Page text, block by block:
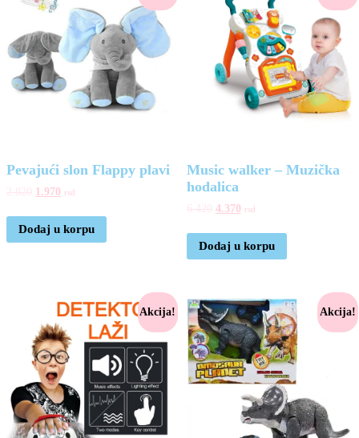
Pevajući slon Flappy plavi
1.970 rsd
Dodaj u korpu
Music walker – Muzička
hodalica
4.370 rsd
Dodaj u korpu
Akcija! Akcija!